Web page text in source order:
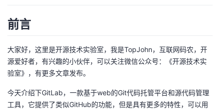
主
的
发
者
前言
大家好，这里是开源技术实验室，我是TopJohn，互联网码农，开
源爱好者，有兴趣的小伙伴，可以关注微信公众号：
《开源技术实
验室》 ，有更多文章发布。
今天介绍下GitLab，一款基于web的Git代码托管平台和源代码管理
工具，它提供了类似GitHub的功能，但是具有更多的特性，可以用